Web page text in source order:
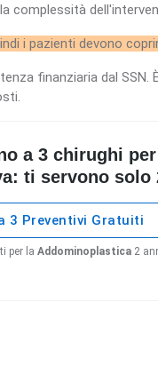
i pazienti devono
finanziaria dal
a 3 chirughi
ti servono solo
3 Preventivi Gratuiti
per la Addominoplastica 2